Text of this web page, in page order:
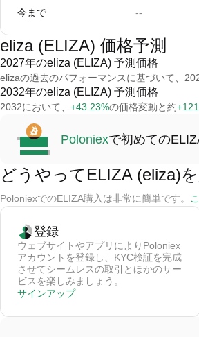
今まで --
eliza (ELIZA) 価格予測
2027年のeliza (ELIZA) 予測価格
elizaの過去のパフォーマンスに基づいて、
2032年のeliza (ELIZA) 予測価格
2032において、 +43.23%の価格変動と約
Poloniexで初めての
どうやってELIZA (eliza)
PoloniexでのELIZA購入は非常に簡単です。
登録
ウェブサイトやアプリによりPoloniex
アカウントを登録し、KYC検証を完成
させてシームレスの取引とほかのサー
ビスを楽しみましょう。
サインアップ